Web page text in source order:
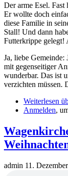
Der arme Esel.
Er wollte doch
diese Familie in
Stall! Und dann
Futterkrippe gelegt!
Ja, liebe Gemeinde:
mit gegenseitiger
wunderbar. Das ist
verzichten müssen.
Weiterlesen
Anmelden,
admin 11.